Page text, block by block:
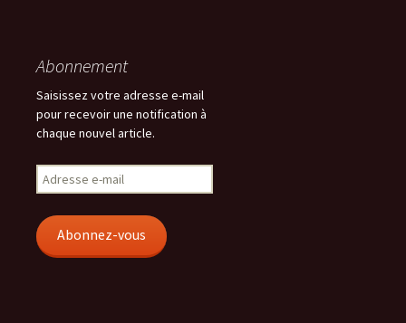
Abonnement
Saisissez votre adresse e-mail
pour recevoir une notification à
chaque nouvel article.
Adresse
e-
Abonnez-vous